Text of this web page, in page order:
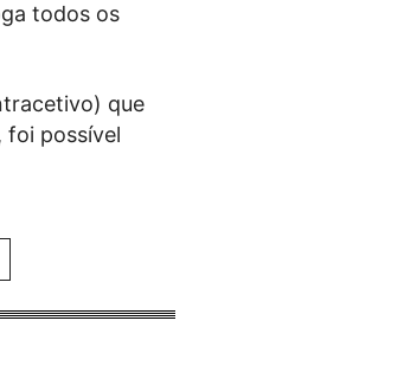
todos os
que
foi possível